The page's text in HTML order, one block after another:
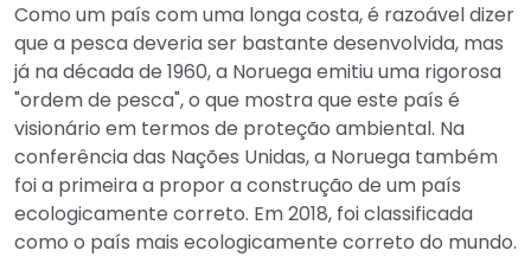
Como um país com uma longa costa, é razoável dizer
que a pesca deveria ser bastante desenvolvida, mas
já na década de 1960, a Noruega emitiu uma rigorosa
"ordem de pesca", o que mostra que este país é
visionário em termos de proteção ambiental. Na
conferência das Nações Unidas, a Noruega também
foi a primeira a propor a construção de um país
ecologicamente correto. Em 2018, foi classificada
como o país mais ecologicamente correto do mundo.